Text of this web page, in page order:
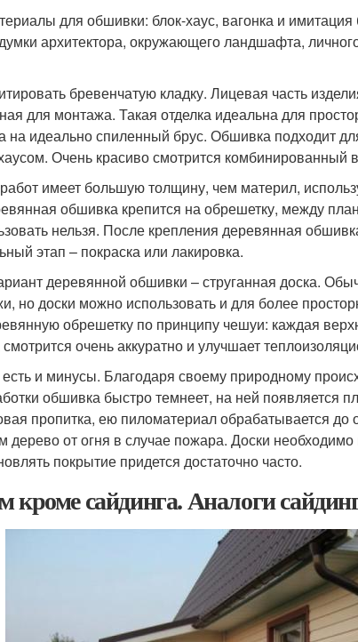
для обшивки: блок-хаус, вагонка и имитация
архитектора, окружающего ландшафта,
бревенчатую кладку. Лицевая часть
для монтажа. Такая отделка идеальна для
на идеально спиленный брус. Обшивка подходит
Очень красиво смотрится комбинированный
имеет большую толщину, чем материл,
обшивка крепится на обрешетку, между
нельзя. После крепления деревянная
этап – покраска или лакировка.
деревянной обшивки – струганная доска.
но доски можно использовать и для более
обрешетку по принципу чешуи: каждая
очень аккуратно и улучшает
и минусы. Благодаря своему природному
обшивка быстро темнеет, на ней появляется
пропитка, ею пиломатериал обрабатывается
от огня в случае пожара. Доски необходимо
покрытие придется достаточно часто.
сайдинга. Аналоги